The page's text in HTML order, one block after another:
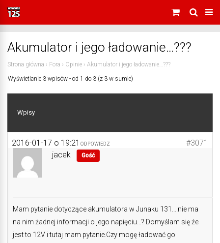
Akumulator i jego ładowanie…???
Strona główna › Fora › Opinie › Akumulator i jego ładowanie…???
Wyświetlanie 3 wpisów - od 1 do 3 (z 3 w sumie)
Wpisy
2016-01-17 o 19:21 #3071
ODPOWIEDZ
jacek Gość
Mam pytanie dotyczące akumulatora w Junaku 131….nie ma
na nim żadnej informacji o jego napięciu…? Domyślam się że
jest to 12V i tutaj mam pytanie.Czy mogę ładować go